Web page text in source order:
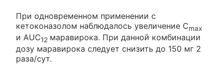
При одновременном применении с
кетоконазолом наблюдалось увеличение Cmax
и AUC12 маравирока. При данной комбинации
дозу маравирока следует снизить до 150 мг 2
раза/сут.